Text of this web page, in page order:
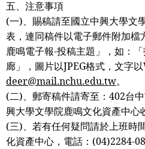
五、注意事項
(一)、賜稿請至國立中興大學文
表，連同稿件以電子郵件附加
鹿鳴電子報-投稿主題」，如：
廊」，圖片以JPEG格式，文字以
deer@mail.nchu.edu.tw。
(二)、郵寄稿件請寄至： 402台
興大學文學院鹿鳴文化資產中心
(三)、若有任何疑問請於上班時
化資產中心，電話： (04)2284-